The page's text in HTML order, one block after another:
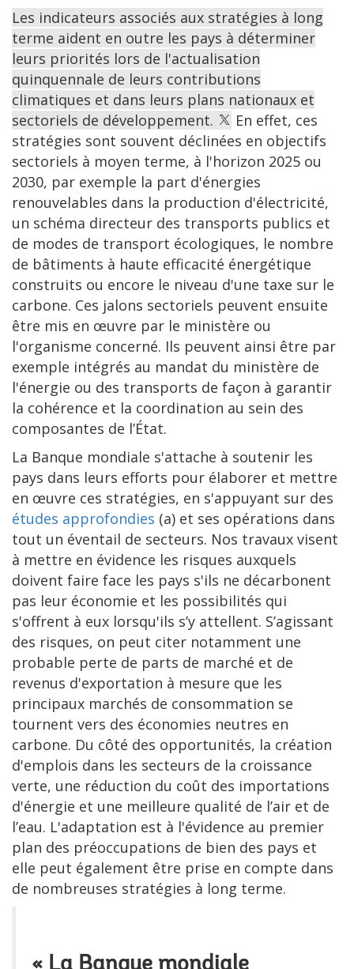
Les indicateurs associés aux stratégies à long
terme aident en outre les pays à déterminer
leurs priorités lors de l'actualisation
quinquennale de leurs contributions
climatiques et dans leurs plans nationaux et
sectoriels de développement.
En effet, ces
stratégies sont souvent déclinées en objectifs
sectoriels à moyen terme, à l'horizon 2025 ou
2030, par exemple la part d'énergies
renouvelables dans la production d'électricité,
un schéma directeur des transports publics et
de modes de transport écologiques, le nombre
de bâtiments à haute efficacité énergétique
construits ou encore le niveau d'une taxe sur le
carbone. Ces jalons sectoriels peuvent ensuite
être mis en œuvre par le ministère ou
l'organisme concerné. Ils peuvent ainsi être par
exemple intégrés au mandat du ministère de
l'énergie ou des transports de façon à garantir
la cohérence et la coordination au sein des
composantes de l’État.
La Banque mondiale s'attache à soutenir les
pays dans leurs efforts pour élaborer et mettre
en œuvre ces stratégies, en s'appuyant sur des
études approfondies (a) et ses opérations dans
tout un éventail de secteurs. Nos travaux visent
à mettre en évidence les risques auxquels
doivent faire face les pays s'ils ne décarbonent
pas leur économie et les possibilités qui
s'offrent à eux lorsqu'ils s’y attellent. S’agissant
des risques, on peut citer notamment une
probable perte de parts de marché et de
revenus d'exportation à mesure que les
principaux marchés de consommation se
tournent vers des économies neutres en
carbone. Du côté des opportunités, la création
d'emplois dans les secteurs de la croissance
verte, une réduction du coût des importations
d'énergie et une meilleure qualité de l’air et de
l’eau. L'adaptation est à l'évidence au premier
plan des préoccupations de bien des pays et
elle peut également être prise en compte dans
de nombreuses stratégies à long terme.